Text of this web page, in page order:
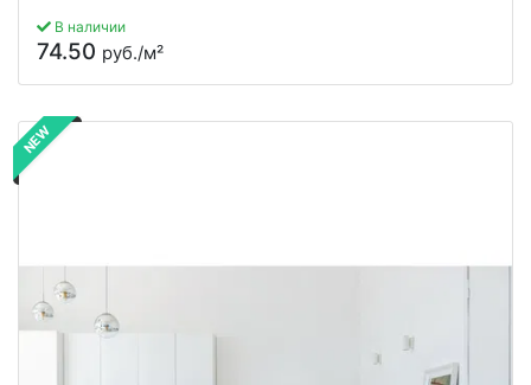
В наличии
74.50 руб./м²
NEW